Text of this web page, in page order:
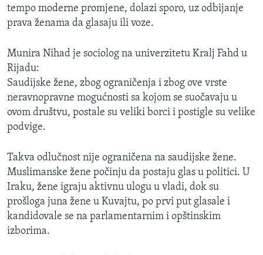
tempo moderne promjene, dolazi sporo, uz odbijanje
prava ženama da glasaju ili voze.
Munira Nihad je sociolog na univerzitetu Kralj Fahd u
Rijadu:
Saudijske žene, zbog ograničenja i zbog ove vrste
neravnopravne mogućnosti sa kojom se suočavaju u
ovom društvu, postale su veliki borci i postigle su velike
podvige.
Takva odlučnost nije ograničena na saudijske žene.
Muslimanske žene počinju da postaju glas u politici. U
Iraku, žene igraju aktivnu ulogu u vladi, dok su
prošloga juna žene u Kuvajtu, po prvi put glasale i
kandidovale se na parlamentarnim i opštinskim
izborima.